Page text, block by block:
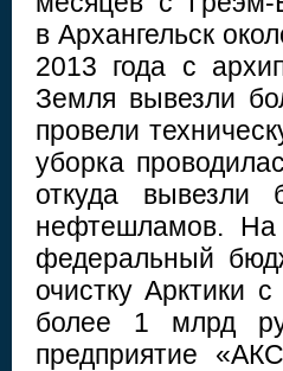
в Архангельск
2013 года с
Земля вывезли
провели
уборка
откуда
нефтешламов. На
федеральный
очистку Арктики
более 1 млрд
предприятие